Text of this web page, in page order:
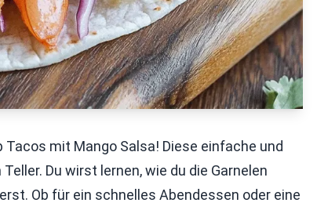
mit Mango Salsa! Diese einfache und
Du wirst lernen, wie du die Garnelen
Ob für ein schnelles Abendessen oder eine